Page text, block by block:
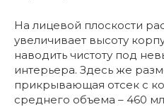
На лицевой плоскости
увеличивает высоту
наводить чистоту под
интерьера. Здесь же
прикрывающая отсек с
среднего объема – 460